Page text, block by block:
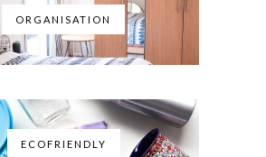
ORGANISATION
ECOFRIENDLY